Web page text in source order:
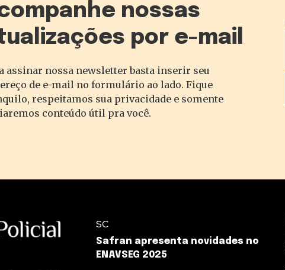
nossas
por e-mail
assinar nossa newsletter basta inserir seu
de e-mail no formulário ao lado. Fique
respeitamos sua privacidade e somente
conteúdo útil pra você.
SC
Safran apresenta novidades no
ENAVSEG 2025